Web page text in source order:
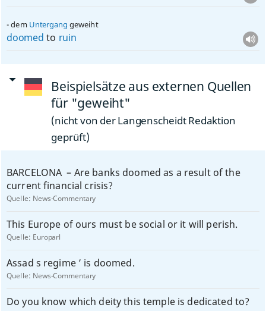
dem Untergang geweiht
doomed to ruin
Beispielsätze aus externen Quellen
für "geweiht"
(nicht von der Langenscheidt Redaktion
geprüft)
BARCELONA ­ – Are banks doomed as a result of the
current financial crisis?
Quelle: News-Commentary
This Europe of ours must be social or it will perish.
Quelle: Europarl
Assad s regime ’ is doomed.
Quelle: News-Commentary
Do you know which deity this temple is dedicated to?